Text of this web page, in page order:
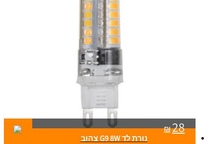
₪28
נורת לד G9 8W צהוב